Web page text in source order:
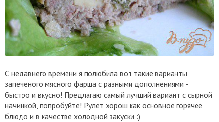
С недавнего времени я полюбила вот такие варианты
запеченого мясного фарша с разными дополнениями -
быстро и вкусно! Предлагаю самый лучший вариант с сырной
начинкой, попробуйте! Рулет хорош как основное горячее
блюдо и в качестве холодной закуски :)